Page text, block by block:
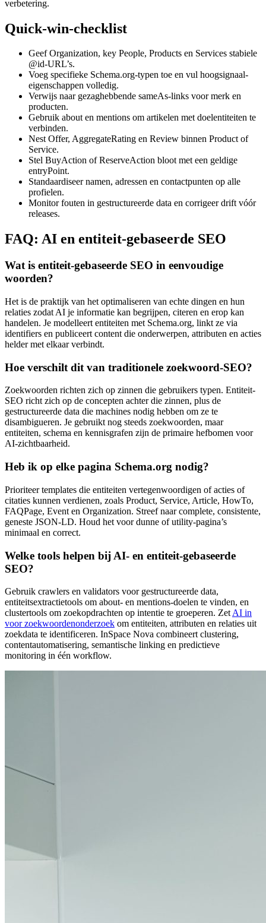
verbetering.
Quick-win-checklist
Geef Organization, key People, Products en Services stabiele
@id-URL’s.
Voeg specifieke Schema.org-typen toe en vul hoogsignaal-
eigenschappen volledig.
Verwijs naar gezaghebbende sameAs-links voor merk en
producten.
Gebruik about en mentions om artikelen met doelentiteiten te
verbinden.
Nest Offer, AggregateRating en Review binnen Product of
Service.
Stel BuyAction of ReserveAction bloot met een geldige
entryPoint.
Standaardiseer namen, adressen en contactpunten op alle
profielen.
Monitor fouten in gestructureerde data en corrigeer drift vóór
releases.
FAQ: AI en entiteit-gebaseerde SEO
Wat is entiteit-gebaseerde SEO in eenvoudige
woorden?
Het is de praktijk van het optimaliseren van echte dingen en hun
relaties zodat AI je informatie kan begrijpen, citeren en erop kan
handelen. Je modelleert entiteiten met Schema.org, linkt ze via
identifiers en publiceert content die onderwerpen, attributen en acties
helder met elkaar verbindt.
Hoe verschilt dit van traditionele zoekwoord-SEO?
Zoekwoorden richten zich op zinnen die gebruikers typen. Entiteit-
SEO richt zich op de concepten achter die zinnen, plus de
gestructureerde data die machines nodig hebben om ze te
disambigueren. Je gebruikt nog steeds zoekwoorden, maar
entiteiten, schema en kennisgrafen zijn de primaire hefbomen voor
AI-zichtbaarheid.
Heb ik op elke pagina Schema.org nodig?
Prioriteer templates die entiteiten vertegenwoordigen of acties of
citaties kunnen verdienen, zoals Product, Service, Article, HowTo,
FAQPage, Event en Organization. Streef naar complete, consistente,
geneste JSON-LD. Houd het voor dunne of utility-pagina’s
minimaal en correct.
Welke tools helpen bij AI- en entiteit-gebaseerde
SEO?
Gebruik crawlers en validators voor gestructureerde data,
entiteitsextractietools om about- en mentions-doelen te vinden, en
clustertools om zoekopdrachten op intentie te groeperen. Zet AI in
voor zoekwoordenonderzoek om entiteiten, attributen en relaties uit
zoekdata te identificeren. InSpace Nova combineert clustering,
contentautomatisering, semantische linking en predictieve
monitoring in één workflow.